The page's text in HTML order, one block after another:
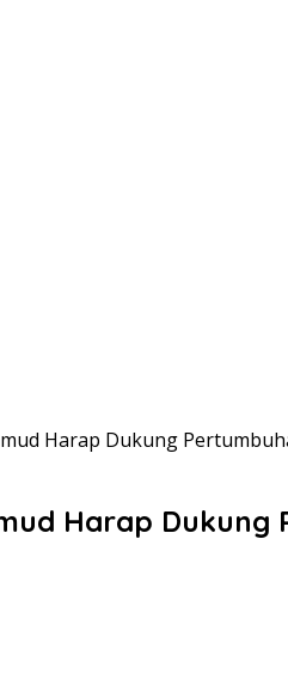
Harap Dukung
Harap Dukung